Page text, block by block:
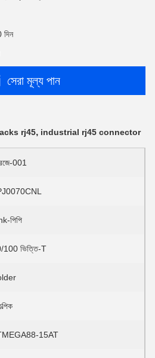
দিন
সেরা মূল্য পান
rj45, industrial rj45 connector
001
পিপি
100 ভিত্তি-T
15AT